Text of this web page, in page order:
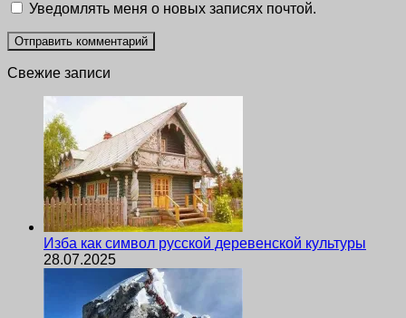
Уведомлять меня о новых записях почтой.
Свежие записи
Изба как символ русской деревенской культуры
28.07.2025